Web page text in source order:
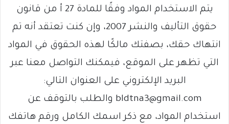
يتم الاستخدام المواد وفقًا للمادة 27 أ من قانون
حقوق التأليف والنشر 2007، وإن كنت تعتقد أنه تم
انتهاك حقك، بصفتك مالكًا لهذه الحقوق في المواد
التي تظهر على الموقع، فيمكنك التواصل معنا عبر
البريد الإلكتروني على العنوان التالي:
bldtna3@gmail.com والطلب بالتوقف عن
استخدام المواد، مع ذكر اسمك الكامل ورقم هاتفك